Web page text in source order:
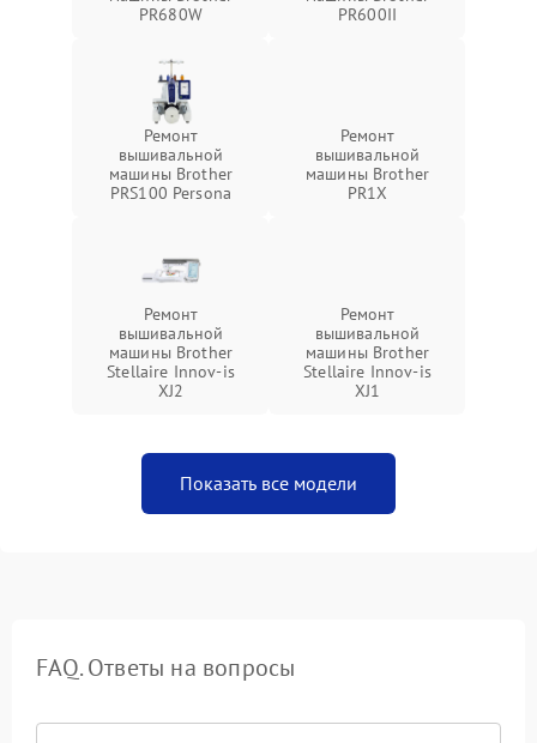
PR680W
PR600II
Ремонт
вышивальной
машины Brother
PRS100 Persona
Ремонт
вышивальной
машины Brother
PR1X
Ремонт
вышивальной
машины Brother
Stellaire Innov-is
XJ2
Ремонт
вышивальной
машины Brother
Stellaire Innov-is
XJ1
Показать все модели
FAQ. Ответы на вопросы